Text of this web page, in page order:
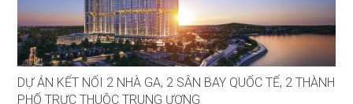
DỰ ÁN KẾT NỐI 2 NHÀ GA, 2 SÂN BAY QUỐC TẾ, 2 THÀNH
PHỐ TRỰC THUỘC TRUNG ƯƠNG